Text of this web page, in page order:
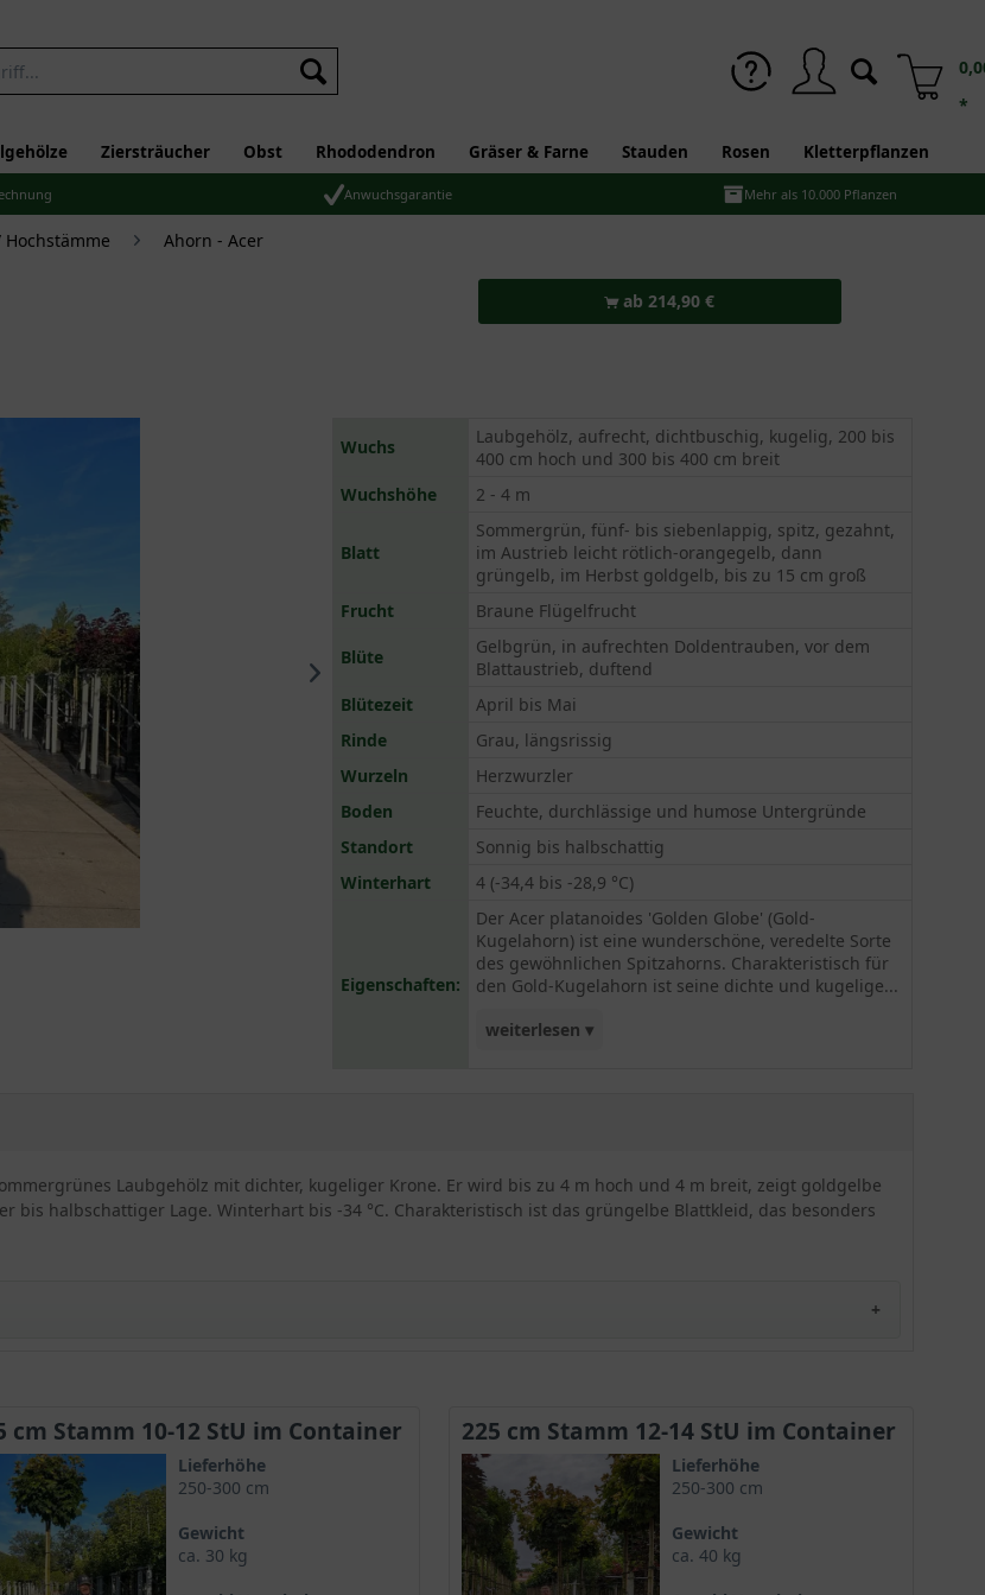
*
Ziersträucher Obst Rhododendron Gräser & Farne Stauden Rosen Kletterpflanzen
Anwuchsgarantie Mehr als 10.000 Pflanzen
Ahorn - Acer
ab 214,90 €
Wuchs
Laubgehölz, aufrecht, dichtbuschig, kugelig, 200 bis
400 cm hoch und 300 bis 400 cm breit
Wuchshöhe
2 - 4 m
Blatt
Sommergrün, fünf- bis siebenlappig, spitz, gezahnt,
im Austrieb leicht rötlich-orangegelb, dann
grüngelb, im Herbst goldgelb, bis zu 15 cm groß
Frucht
Braune Flügelfrucht
Blüte
Gelbgrün, in aufrechten Doldentrauben, vor dem
Blattaustrieb, duftend
Blütezeit
April bis Mai
Rinde
Grau, längsrissig
Wurzeln
Herzwurzler
Boden
Feuchte, durchlässige und humose Untergründe
Standort
Sonnig bis halbschattig
Winterhart
4 (-34,4 bis -28,9 °C)
Eigenschaften:
Der Acer platanoides 'Golden Globe' (Gold-
Kugelahorn) ist eine wunderschöne, veredelte Sorte
des gewöhnlichen Spitzahorns. Charakteristisch für
den Gold-Kugelahorn ist seine dichte und kugelige...
weiterlesen ▾
'Golden Globe' als anspruchslos und winterhart.
Die lieblich duftenden Doldentrauben erscheinen
im April und Mai und zieren vor Blattaustrieb mit
Laubgehölz mit dichter, kugeliger Krone. Er wird bis zu 4 m hoch und 4 m breit, zeigt goldgelbe
halbschattiger Lage. Winterhart bis -34 °C. Charakteristisch ist das grüngelbe Blattkleid, das besonders
und gilt aufgrund seiner bisher geringeren Verbreitung als absoluter Geheimtipp unter den
platanoides ’Golden Globe‘ mit einer einzigartigen Blattfärbung, die ins Auge sticht und den Baum zum
spektakulären Anblick und schafft traumhafte Naturmomente.
cm Stamm 10-12 StU im Container
Lieferhöhe
250-300 cm
Gewicht
ca. 30 kg
225 cm Stamm 12-14 StU im Container
Lieferhöhe
250-300 cm
Gewicht
ca. 40 kg